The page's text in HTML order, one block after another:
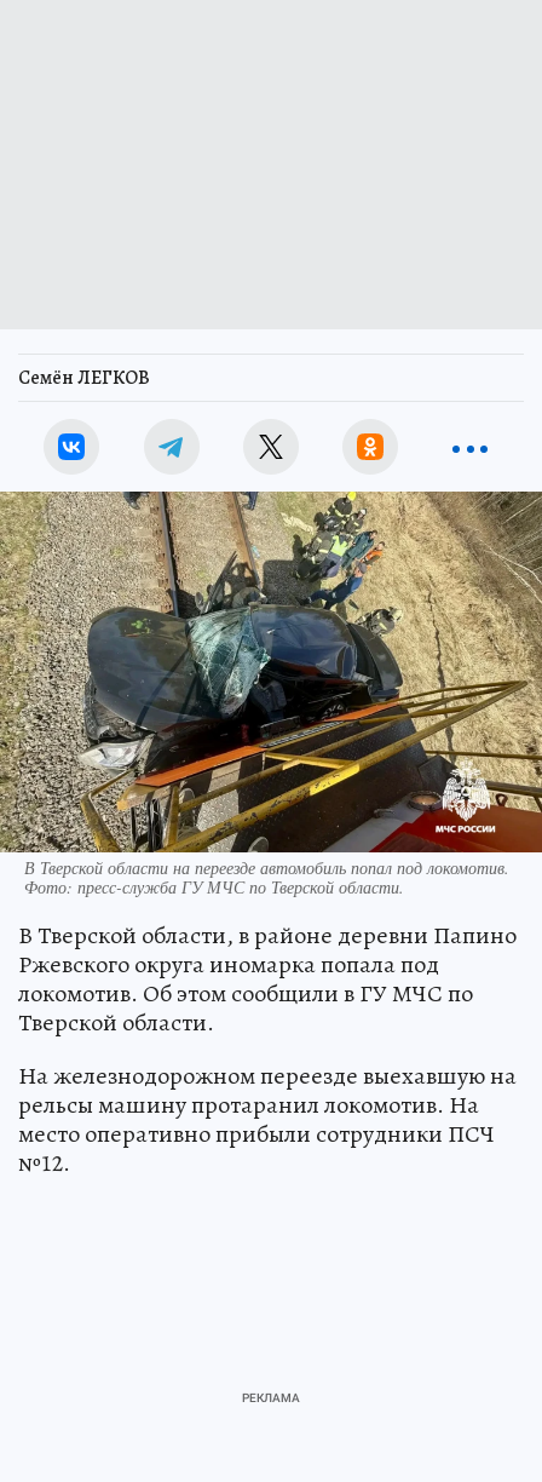
Семён ЛЕГКОВ
В Тверской области на переезде автомобиль попал под локомотив.
Фото: пресс-служба ГУ МЧС по Тверской области.
В Тверской области, в районе деревни Папино
Ржевского округа иномарка попала под
локомотив. Об этом сообщили в ГУ МЧС по
Тверской области.
На железнодорожном переезде выехавшую на
рельсы машину протаранил локомотив. На
место оперативно прибыли сотрудники ПСЧ
№12.